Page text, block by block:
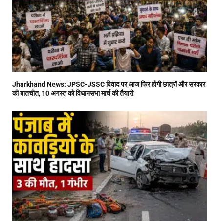
Jharkhand News: JPSC-JSSC विवाद पर आज फिर होगी छात्रों और सरकार
की बातचीत, 10 अगस्त को विधानसभा मार्च की तैयारी